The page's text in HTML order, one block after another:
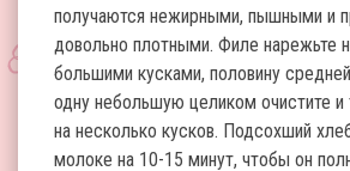
получаются нежирными, пышными и
довольно плотными. Филе нарежьте
большими кусками, половину
одну небольшую целиком очистите
на несколько кусков. Подсохший
молоке на 10-15 минут, чтобы он